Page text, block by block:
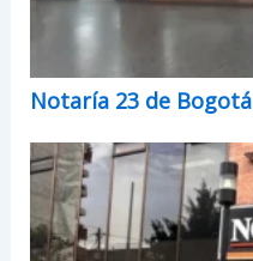
Notaría 23 de Bogotá